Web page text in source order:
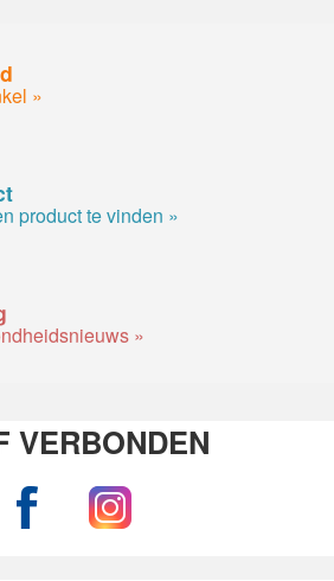
»
product te vinden »
»
VERBONDEN